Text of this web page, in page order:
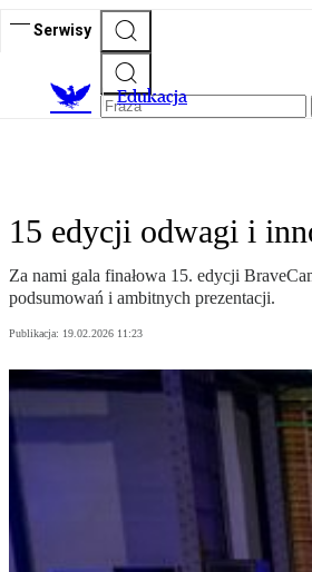
Serwisy
Edukacja
15 edycji odwagi i
Za nami gala finałowa 15. edycji
podsumowań i ambitnych prezentacji.
Publikacja: 19.02.2026 11:23